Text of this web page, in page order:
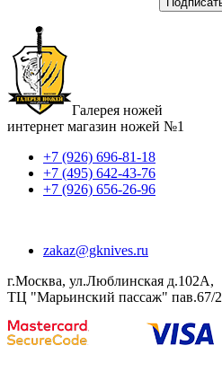
Галерея ножей
интернет магазин ножей №1
+7 (926) 696-81-18
+7 (495) 642-43-76
+7 (926) 656-26-96
zakaz@gknives.ru
г.Москва, ул.Люблинская д.102А,
ТЦ "Марьинский пассаж" пав.67/2